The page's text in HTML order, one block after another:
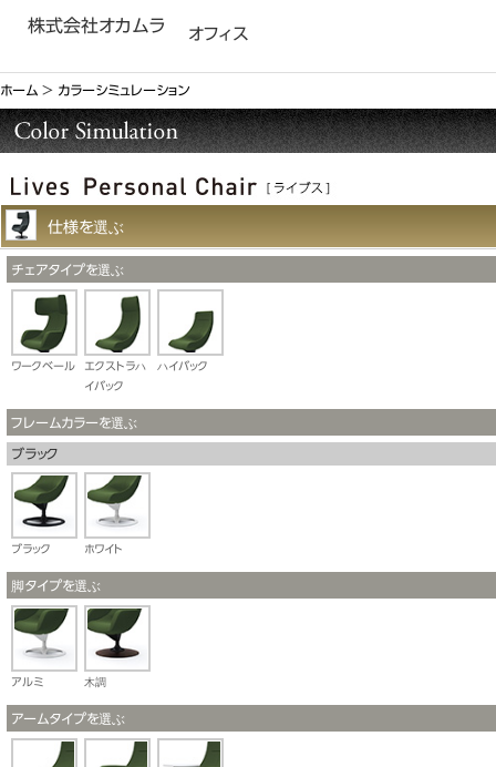
株式会社オカムラ オフィス
ホーム ＞ カラーシミュレーション
仕様を選ぶ
チェアタイプを選ぶ
ワークベール
エクストラハ
イバック
ハイバック
フレームカラーを選ぶ
ブラック
ブラック ホワイト
脚タイプを選ぶ
アルミ 木調
アームタイプを選ぶ